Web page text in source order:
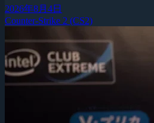
2026年8月4日
Counter-Strike 2 (CS2)